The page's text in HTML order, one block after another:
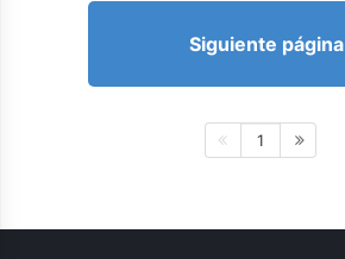
Siguiente página
1